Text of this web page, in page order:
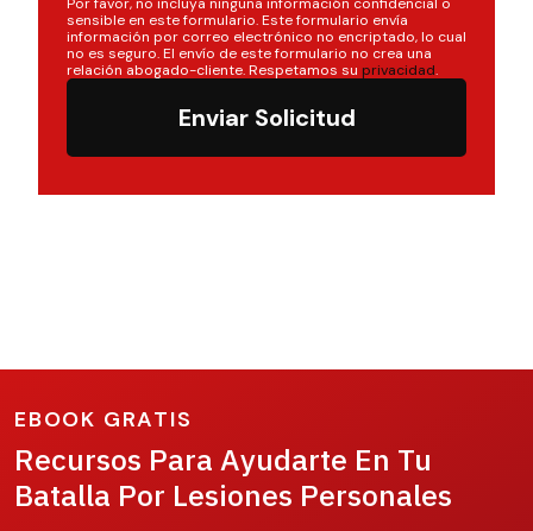
sensible en este formulario. Este formulario envía
información por correo electrónico no encriptado, lo cual
no es seguro. El envío de este formulario no crea una
relación abogado-cliente. Respetamos su privacidad.
Enviar Solicitud
EBOOK GRATIS
Recursos Para Ayudarte En Tu
Batalla Por Lesiones Personales